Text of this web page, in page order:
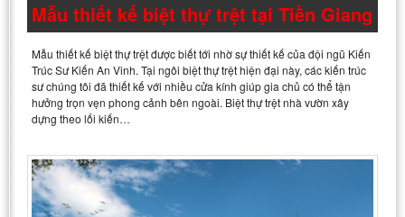
Mẫu thiết kế biệt thự trệt tại Tiền Giang
Mẫu thiết kế biệt thự trệt được biết tới nhờ sự thiết kế của đội ngũ Kiến
Trúc Sư Kiến An Vinh. Tại ngôi biệt thự trệt hiện đại này, các kiến trúc
sư chúng tôi đã thiết kế với nhiều cửa kính giúp gia chủ có thể tận
hưởng trọn vẹn phong cảnh bên ngoài. Biệt thự trệt nhà vườn xây
dựng theo lối kiến…